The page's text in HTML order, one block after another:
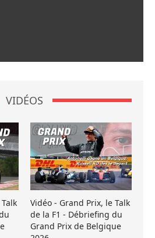
VIDÉOS
Vidéo - Grand Prix, le Talk
de la F1 - Débriefing du
Grand Prix de Belgique